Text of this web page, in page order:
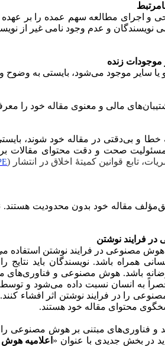
و اجرای مطالعه سهم عمده را بر عهده
و عدم وجود نامی غیر از
زنده
سایر موجود می‌شود، بایستی به
مالی و معنوی مقاله خود را
و بی‌دقتی در مقاله خود شوند،
مسئولیت صحت و دقت محتوای مقالات
تابع قوانین کمیتۀ اخلاق در انتشار (
مقاله خود بدون محدودیت هستند.
فرایند نوشتن
در فرایند نوشتن استفاده
همراه باشد. نویسندگان باید
باشد. هوش مصنوعی و فناوری‌های
انسان نسبت داده می‌شود و توسط
در فرایند نوشتن اثر افشاء کنند.
محتوای مقاله خود هستند.
فناوری‌های مبتنی بر هوش مصنوعی را
در بخش جدیدی با عنوان « اعلامیه